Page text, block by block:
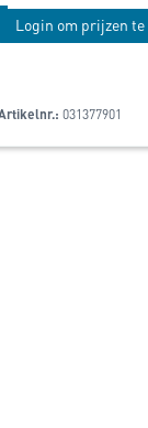
Login om prijzen te
031377901